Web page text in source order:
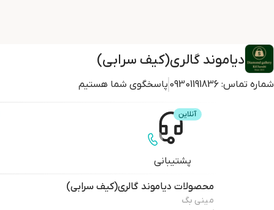
دیاموند گالری(کیف سرابی)
شماره تماس: 09301191836 پاسخگوی شما هستیم
پشتیبانی
محصولات دیاموند گالری(کیف سرابی)
مینی بگ